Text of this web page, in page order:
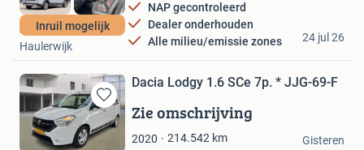
Inruil mogelijk
NAP gecontroleerd
Dealer onderhouden
Alle milieu/emissie zones
Autohuis Mulder
Haulerwijk
24 jul 26
Bewaren
in
Mijn
Dacia Lodgy 1.6 SCe 7p. * JJG-69-F
Zie omschrijving
2020 214.542 km
Troostwijk Auctions
Gisteren